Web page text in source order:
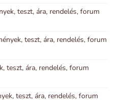
teszt, ára, rendelés, forum
teszt, ára, rendelés, forum
teszt, ára, rendelés, forum
teszt, ára, rendelés, forum